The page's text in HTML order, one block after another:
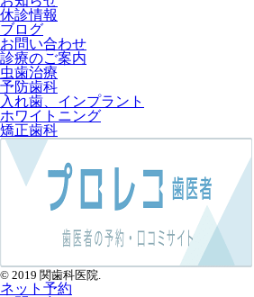
休診情報
ブログ
お問い合わせ
診療のご案内
虫歯治療
予防歯科
入れ歯、インプラント
ホワイトニング
矯正歯科
© 2019 関歯科医院.
ネット予約